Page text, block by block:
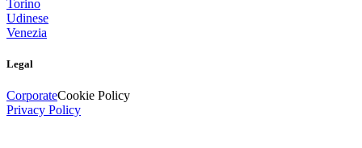
Torino
Udinese
Venezia
Legal
CorporateCookie Policy
Privacy Policy